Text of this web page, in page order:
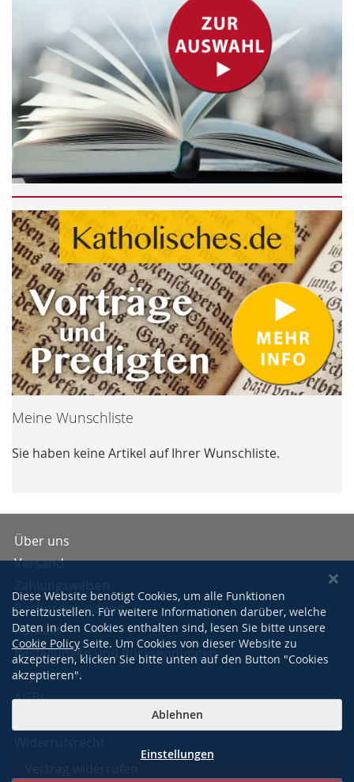
Meine Wunschliste
Sie haben keine Artikel auf Ihrer Wunschliste.
Über uns
Versand
Buchpreisbindung
Kontakt
Bestellungen und Rücksendungen
Impressum
AGBs
Diese Website benötigt Cookies, um alle Funktionen
bereitzustellen. Für weitere Informationen darüber, welche
Daten in den Cookies enthalten sind, lesen Sie bitte unsere
Cookie Policy Seite. Um Cookies von dieser Website zu
akzeptieren, klicken Sie bitte unten auf den Button "Cookies
akzeptieren".
Ablehnen
Einstellungen